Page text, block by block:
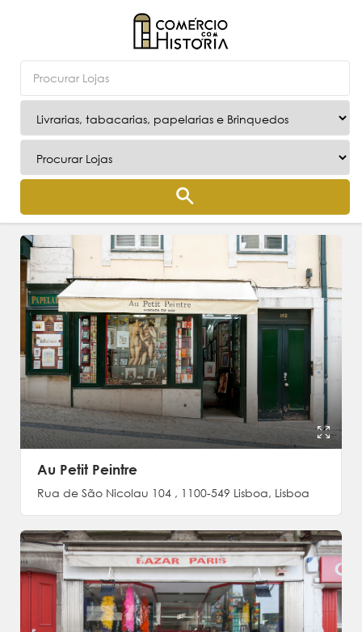
Au Petit Peintre
Rua de São Nicolau 104 , 1100-549 Lisboa, Lisboa